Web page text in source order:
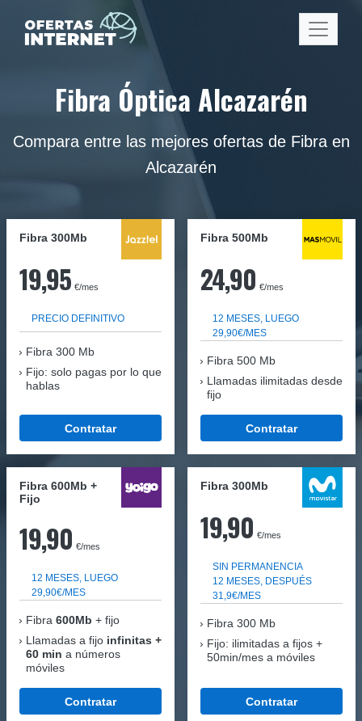
Fibra Óptica Alcazarén
Compara entre las mejores ofertas de Fibra en
Alcazarén
Fibra 300Mb
19,95 €/mes
PRECIO DEFINITIVO
Fibra 300 Mb
Fijo: solo pagas por lo que
hablas
Contratar
Fibra 500Mb
24,90 €/mes
12 MESES, LUEGO
29,90€/MES
Fibra 500 Mb
Llamadas ilimitadas desde
fijo
Contratar
Fibra 600Mb +
Fijo
19,90 €/mes
12 MESES, LUEGO
29,90€/MES
Fibra 600Mb + fijo
Llamadas a fijo infinitas +
60 min a números
móviles
Contratar
Fibra 300Mb
19,90 €/mes
SIN PERMANENCIA
12 MESES, DESPUÉS
31,9€/MES
Fibra 300 Mb
Fijo: ilimitadas a fijos +
50min/mes a móviles
Contratar